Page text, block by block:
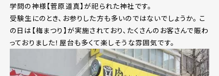
学問の神様【菅原道真】が祀られた神社です。
受験生にのとき、お参りした方も多いのではないでしょうか。 こ
の日は【梅まつり】が実施されており、たくさんのお客さんで賑わ
っておりました！屋台も多くて楽しそうな雰囲気です。